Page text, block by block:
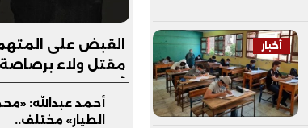
أخبار
القبض على
مقتل ولاء
أبجيج بالفيوم
أحمد عبدالله:
الطيار» مختلف..